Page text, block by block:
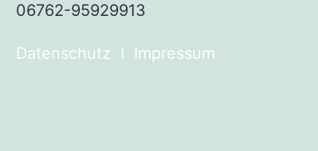
06762-95929913
Datenschutz I Impressum